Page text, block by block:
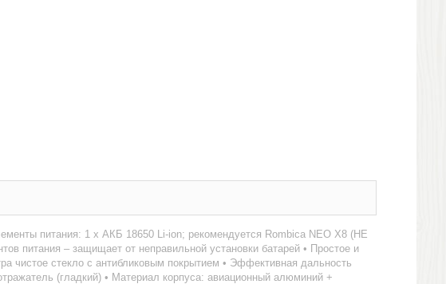
питания: 1 х АКБ 18650 Li-ion; рекомендуется Rombica NEO X8 (НЕ
– защищает от неправильной установки батарей • Простое и
чистое стекло с антибликовым покрытием • Эффективная дальность
(гладкий) • Материал корпуса: авиационный алюминий +